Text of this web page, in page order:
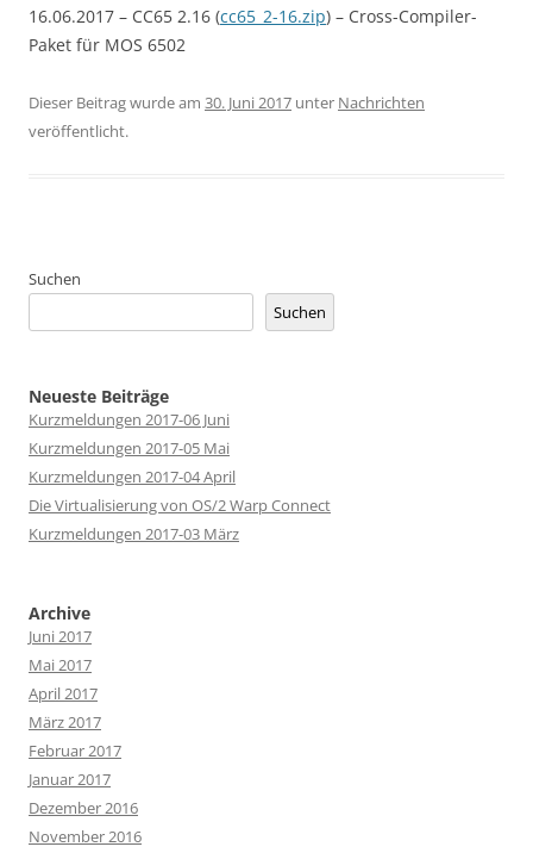
16.06.2017 – CC65 2.16 (cc65_2-16.zip) – Cross-Compiler-
Paket für MOS 6502
Dieser Beitrag wurde am 30. Juni 2017 unter Nachrichten
veröffentlicht.
Suchen
Suchen
Neueste Beiträge
Kurzmeldungen 2017-06 Juni
Kurzmeldungen 2017-05 Mai
Kurzmeldungen 2017-04 April
Die Virtualisierung von OS/2 Warp Connect
Kurzmeldungen 2017-03 März
Archive
Juni 2017
Mai 2017
April 2017
März 2017
Februar 2017
Januar 2017
Dezember 2016
November 2016